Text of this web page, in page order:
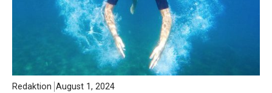
Redaktion August 1, 2024